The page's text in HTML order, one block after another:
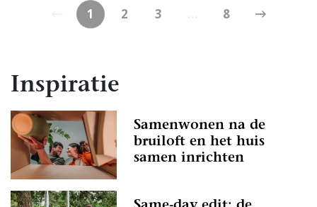
1 2 3 8
Inspiratie
Samenwonen na de
bruiloft en het huis
samen inrichten